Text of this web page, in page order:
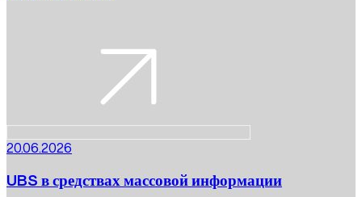
20.06.2026
UBS в средствах массовой информации